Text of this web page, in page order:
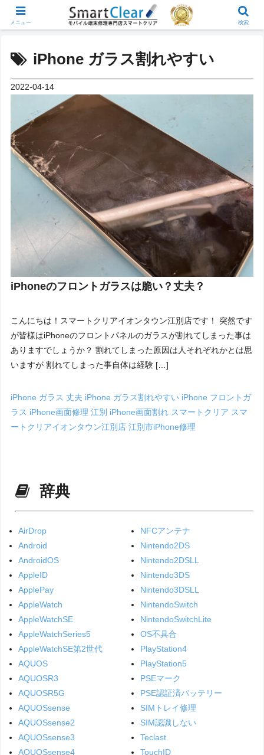
iPhone ガラス割れやすい
2022-04-14
iPhoneのフロントガラスは脆い？丈夫？
こんにちは！スマートクリアイオンタウン江別店です！ 突然です
が皆様はiPhoneのフロントパネルのガラスが割れてしまった事は
ありますでしょうか？ 割れてしまった原因は人それぞれかとは思
いますが 割れてしまった事自体は経験 […]
iPhone ガラス 丈夫 iPhone ガラス割れやすい iPhone フロントガ
ラス iPhone画面修理 江別 iPhone画面割れ スマートクリア スマ
ートクリアイオンタウン江別店江別市iPhone修理
辞典
AirDrop
Android
AndroidOS
AppleID
ApplePay
AppleWatch
AppleWatchSE
AppleWatchSeries5
AppleWatchSE第2世代
AQUOS
AQUOSR3
AQUOSR5G
AQUOSsense
AQUOSsense2
AQUOSsense3
AQUOSsense4
NFCアンテナ
Nintendo2DS
Nintendo2DSLL
Nintendo3DS
Nintendo3DSLL
NintendoSwitch
NintendoSwitchLite
OS不具合
PlayStation4
PlayStation5
PSEマーク
PSE認証済バッテリー
SIMトレイ修理
SIM認識しない
Teclast
TouchID
メニュー 検索